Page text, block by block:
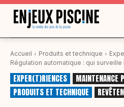
Accueil Produits et technique
Régulation automatique : qui surveille
EXPER(T)RIENCES
MAINTENANCE
PRODUITS ET TECHNIQUE